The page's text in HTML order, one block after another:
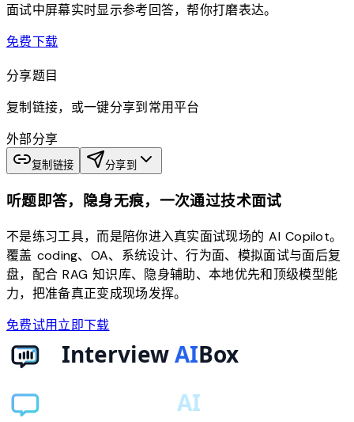
面试中屏幕实时显示参考回答，帮你打磨表达。
免费下载download
分享题目
复制链接，或一键分享到常用平台
外部分享
复制链接 分享到
听题即答，隐身无痕，一次通过技术面试
不是练习工具，而是陪你进入真实面试现场的 AI Copilot。
覆盖 coding、OA、系统设计、行为面、模拟面试与面后复
盘，配合 RAG 知识库、隐身辅助、本地优先和顶级模型能
力，把准备真正变成现场发挥。
免费试用立即下载